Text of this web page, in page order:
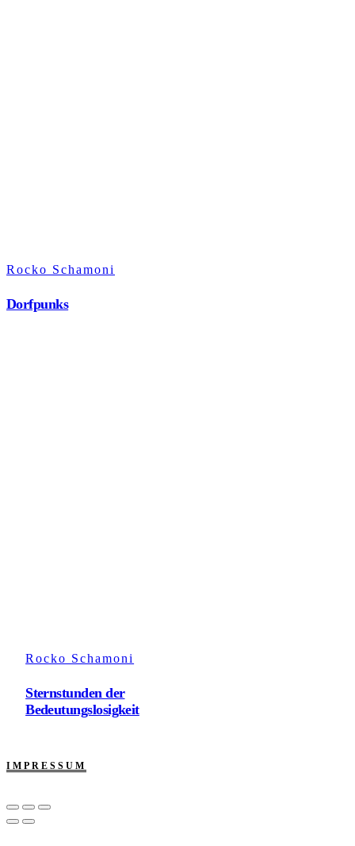
Rocko Schamoni
Dorfpunks
Rocko Schamoni
Sternstunden der
Bedeutungslosigkeit
IMPRESSUM